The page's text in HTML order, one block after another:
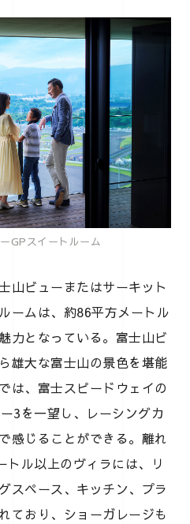
GPスイートルーム
山ビューまたはサーキット
ームは、約86平方メートル
力となっている。富士山ビ
雄大な富士山の景色を堪能
は、富士スピードウェイの
3を一望し、レーシングカ
感じることができる。離れ
トル以上のヴィラには、リ
スペース、キッチン、プラ
ており、ショーガレージも